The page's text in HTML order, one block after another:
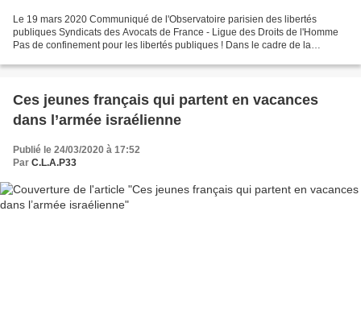
Le 19 mars 2020 Communiqué de l'Observatoire parisien des libertés
publiques Syndicats des Avocats de France - Ligue des Droits de l'Homme
Pas de confinement pour les libertés publiques ! Dans le cadre de la
Ces jeunes français qui partent en vacances
dans l’armée israélienne
Publié le 24/03/2020 à 17:52
Par C.L.A.P33